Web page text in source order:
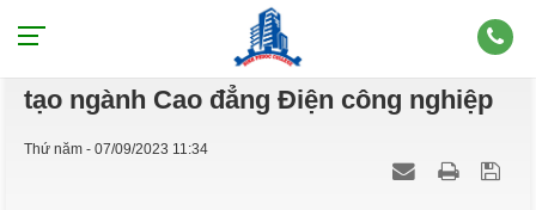
Quyết định ban hành chương trình đào
tạo ngành Cao đẳng Điện công nghiệp
Thứ năm - 07/09/2023 11:34